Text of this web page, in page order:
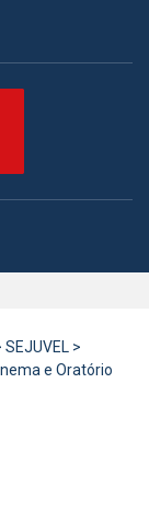
SEJUVEL >
e Oratório